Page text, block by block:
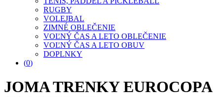
RUGBY
VOLEJBAL
ZIMNÉ OBLEČENIE
VOĽNÝ ČAS A LETO OBLEČENIE
VOĽNÝ ČAS A LETO OBUV
DOPLNKY
(0)
JOMA TRENKY EUROCOPA